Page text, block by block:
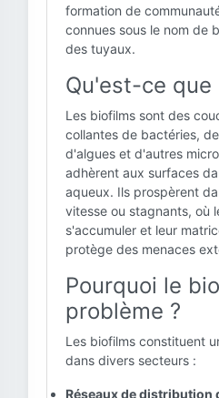
formation de
connues sous le nom de
des tuyaux.
Qu'est-ce que
Les biofilms sont des
collantes de bactéries,
d'algues et d'autres
adhèrent aux surfaces
aqueux. Ils prospèrent
vitesse ou stagnants, où
s'accumuler et leur
protège des menaces
Pourquoi le
problème ?
Les biofilms constituent
dans divers secteurs :
Réseaux de distribution